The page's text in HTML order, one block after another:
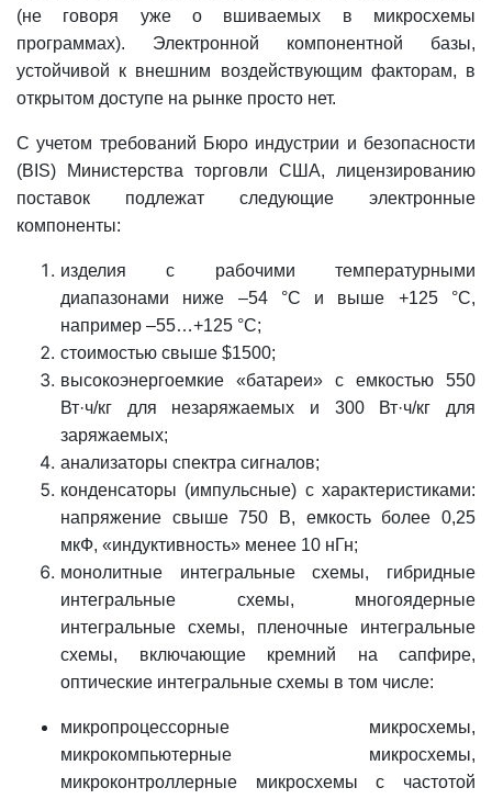
(не говоря уже о вшиваемых в микросхемы
программах). Электронной компонентной базы,
устойчивой к внешним воздействующим факторам, в
открытом доступе на рынке просто нет.
С учетом требований Бюро индустрии и безопасности
(BIS) Министерства торговли США, лицензированию
поставок подлежат следующие электронные
компоненты:
изделия с рабочими температурными
диапазонами ниже –54 °С и выше +125 °С,
например –55…+125 °С;
стоимостью свыше $1500;
высокоэнергоемкие «батареи» с емкостью 550
Вт·ч/кг для незаряжаемых и 300 Вт·ч/кг для
заряжаемых;
анализаторы спектра сигналов;
конденсаторы (импульсные) с характеристиками:
напряжение свыше 750 В, емкость более 0,25
мкФ, «индуктивность» менее 10 нГн;
монолитные интегральные схемы, гибридные
интегральные схемы, многоядерные
интегральные схемы, пленочные интегральные
схемы, включающие кремний на сапфире,
оптические интегральные схемы в том числе:
микропроцессорные микросхемы,
микрокомпьютерные микросхемы,
микроконтроллерные микросхемы с частотой